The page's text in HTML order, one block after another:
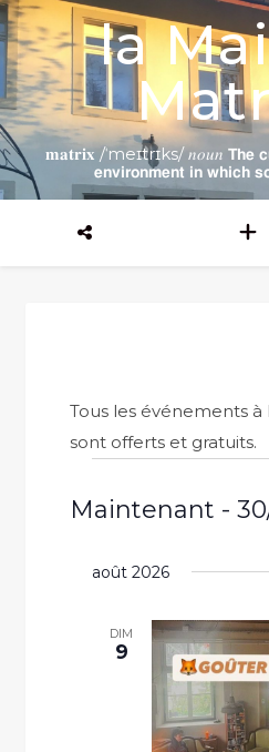
la
𝐦𝐚𝐭𝐫𝐢𝐱 /ˈmeɪtrɪks/ 𝑛𝑜𝑢𝑛 𝗧𝗵𝗲
𝗲𝗻𝘃𝗶𝗿𝗼𝗻𝗺𝗲𝗻𝘁 𝗶𝗻 𝘄𝗵𝗶𝗰𝗵
Tous les événements
sont offerts et gratuits.
Maintenant -
uneaoût 2026
DIM
9